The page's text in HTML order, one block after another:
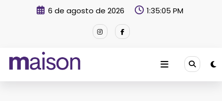
6 de agosto de 2026 1:35:07 PM
Revista Maison